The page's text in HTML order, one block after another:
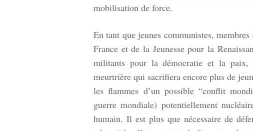
mobilisation de force.
En tant que jeunes communistes,
France et de la Jeunesse pour la
militants pour la démocratie et la paix,
meurtrière qui sacrifiera encore plus de
les flammes d’un possible “conflit
guerre mondiale) potentiellement
humain. Il est plus que nécessaire de